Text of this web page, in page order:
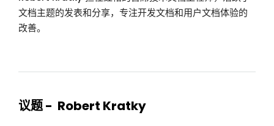
文档主题的发表和分享，专注开发文档和用户文档体验的
改善。
议题 - Robert Kratky